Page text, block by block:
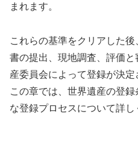
まれます。
これらの基準をクリアした
書の提出、現地調査、評価
産委員会によって登録が決定
この章では、世界遺産の登
な登録プロセスについて詳し